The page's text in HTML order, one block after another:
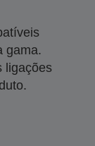
gama.
ligações